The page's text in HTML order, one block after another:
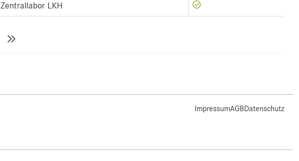
Zentrallabor LKH
ImpressumAGBDatenschutz